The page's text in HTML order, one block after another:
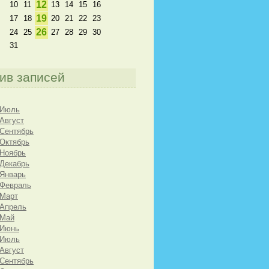
10 11 12 13 14 15
16
17
18 19 20 21 22
23
24
25 26 27 28 29
30
31
записей